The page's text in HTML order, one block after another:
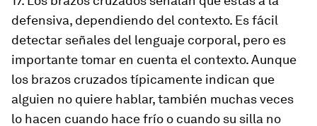
defensiva, dependiendo del contexto. Es fácil
detectar señales del lenguaje corporal, pero es
importante tomar en cuenta el contexto. Aunque
los brazos cruzados típicamente indican que
alguien no quiere hablar, también muchas veces
lo hacen cuando hace frío o cuando su silla no